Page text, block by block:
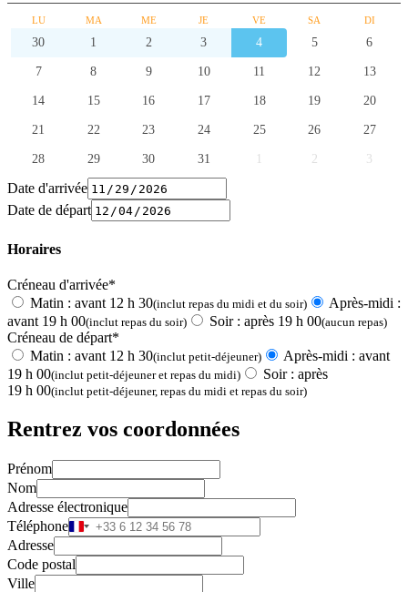
LU MA ME JE VE SA DI
30 1 2 3 4 5 6
7 8 9 10 11 12 13
14 15 16 17 18 19 20
21 22 23 24 25 26 27
28 29 30 31 2 3
Date d'arrivée
Date de départ
Horaires
Créneau d'arrivée*
Matin : avant 12 h 30(inclut repas du midi et du soir)
Après-midi :
avant 19 h 00(inclut repas du soir) Soir : après 19 h 00(aucun repas)
Créneau de départ*
Matin : avant 12 h 30(inclut petit-déjeuner)
Après-midi : avant
19 h 00(inclut petit-déjeuner et repas du midi)
Soir : après
19 h 00(inclut petit-déjeuner, repas du midi et repas du soir)
Rentrez vos coordonnées
Prénom
Nom
Adresse électronique
Téléphone
Adresse
Code postal
Ville